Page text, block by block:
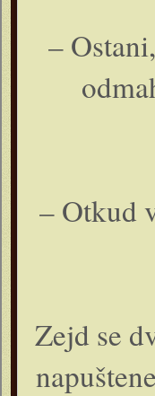
–
– Otkud
Zejd se